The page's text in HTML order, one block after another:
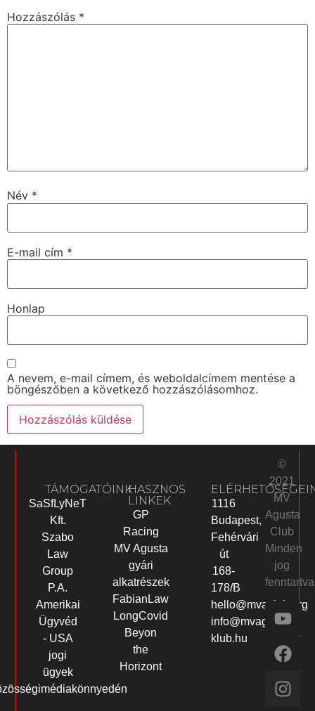
Hozzászólás *
Név *
E-mail cím *
Honlap
A nevem, e-mail címem, és weboldalcímem mentése a
böngészőben a következő hozzászólásomhoz.
TÁMOGATÓINK
SaSfLyNeT
Kft.
Szabo
Law
Group
P.A.
Amerikai
Ügyvéd
- USA
jogi
ügyek
HASZNOS
LINKEK
GP
Racing
MV Agusta
gyári
alkatrészek
FabianLaw
LongCovid
Beyon
the
Horizont
1116
Budapest,
Fehérvári
út
168-
178/B
hello@mvaclub.org
info@mvagusta-
klub.hu
©
2021
MV
Agusta
Club
Minden
jog